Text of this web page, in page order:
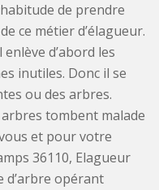
de prendre
ce métier d’élagueur.
d’abord les
inutiles. Donc il se
ou des arbres.
arbres tombent malade
et pour votre
36110, Elagueur
d’arbre opérant